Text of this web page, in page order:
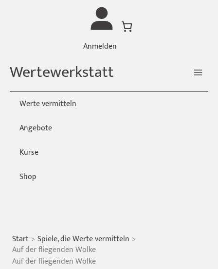
Anmelden
Wertewerkstatt
Werte vermitteln
Angebote
Kurse
Shop
Start Spiele, die Werte vermitteln
Auf der fliegenden Wolke
Auf der fliegenden Wolke